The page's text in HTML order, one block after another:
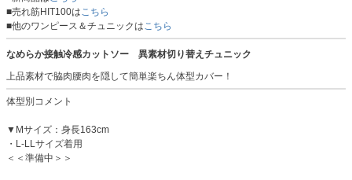
■売れ筋HIT100はこちら
■他のワンピース＆チュニックはこちら
なめらか接触冷感カットソー 異素材切り替えチュニック
上品素材で脇肉腰肉を隠して簡単楽ちん体型カバー！
体型別コメント
▼Mサイズ：身長163cm
・L-LLサイズ着用
＜＜準備中＞＞